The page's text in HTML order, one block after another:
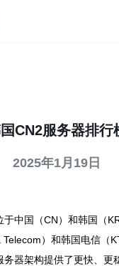
CN2服务器排行
2025年1月19日
中国（CN）和韩国（
）和韩国电信（
器架构提供了更快、更